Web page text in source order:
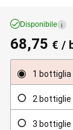
Disponibile i
68,75 € /
1 bottiglia
2 bottiglie
3 bottiglie